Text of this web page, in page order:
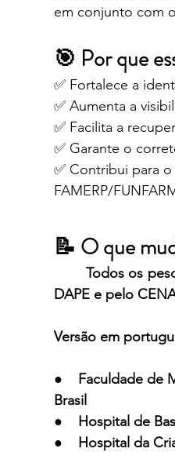
em conjunto com o
🎯 Por que
✅ Fortalece a
✅ Aumenta a
✅ Facilita a
✅ Garante o
✅ Contribui para
FAMERP/
📝 O que
Todos os
DAPE e pelo
Versão em
● Faculdade de
Brasil
● Hospital de
● Hospital da